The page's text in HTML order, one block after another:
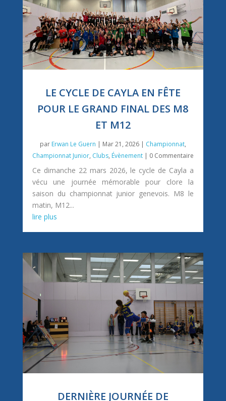
LE CYCLE DE CAYLA EN FÊTE
POUR LE GRAND FINAL DES M8
ET M12
par Erwan Le Guern | Mar 21, 2026| Championnat,
Championnat Junior, Clubs, Évènement| 0 Commentaire
Ce dimanche 22 mars 2026, le cycle de Cayla a
vécu une journée mémorable pour clore la
saison du championnat junior genevois. M8 le
matin, M12...
lire plus
DERNIÈRE JOURNÉE DE